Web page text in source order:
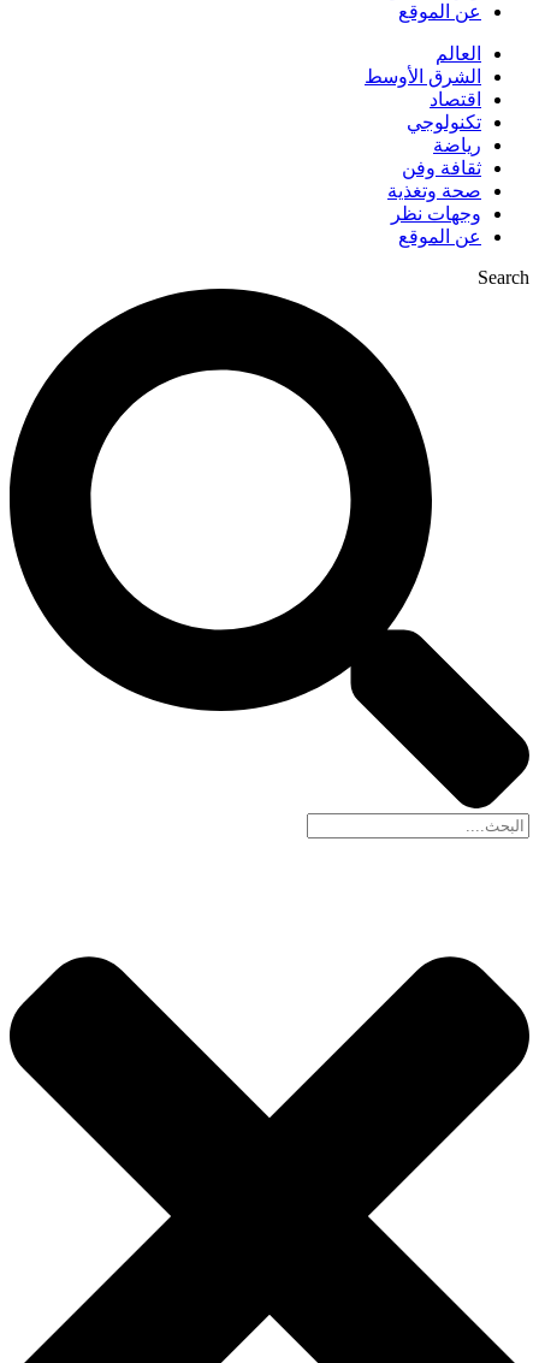
عن الموقع
العالم
الشرق الأوسط
اقتصاد
تكنولوجي
رياضة
ثقافة وفن
صحة وتغذية
وجهات نظر
عن الموقع
Search